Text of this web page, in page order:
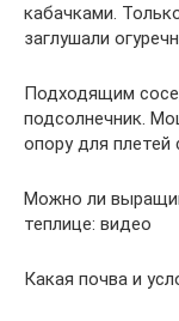
кабачками.
заглушали
Подходящим
подсолнечник.
опору для плетей
Можно ли
теплице: видео
Какая почва и